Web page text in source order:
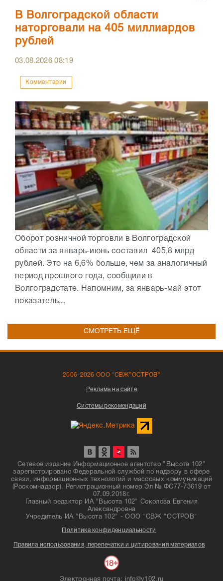
В Волгоградской области
наторговали на 405 миллиардов
рублей
03.08.202608:19
Комментарии
Оборот розничной торговли в Волгоградской
области за январь-июнь составил 405,8 млрд
рублей. Это на 6,6% больше, чем за аналогичный
период прошлого года, сообщили в
Волгоградстате. Напомним, за январь-май этот
показатель...
СМОТРЕТЬ ЕЩЁ
2006-2026 ООО "СВЖ"ОСТРОВ"
Реклама на сайте
Системы рекомендаций
Сетевое издание Информационное агентство "Высота 102"
зарегистрировано Федеральной службой по надзору в сфере
связи, информационных технологий и массовых коммуникаций
(Роскомнадзор). Регистрационный номер Эл № ФС77-73619 от
07.09.2018г.
Главный редактор ИА "Высота 102" Соколова Евгения
Александровна
Учредитель ИА "Высота 102" - ООО "СВЖ "ОСТРОВ"
Политика конфиденциальности
Правила использования, перепечатки и цитирования материалов
Электронная почта: info@v102.ru